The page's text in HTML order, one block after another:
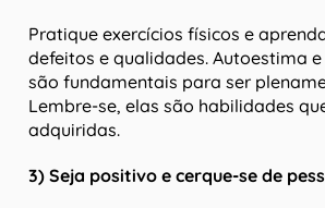
Pratique exercícios físicos e
defeitos e qualidades. Autoestima e
são fundamentais para ser
Lembre-se, elas são habilidades
adquiridas.
3) Seja positivo e cerque-se de